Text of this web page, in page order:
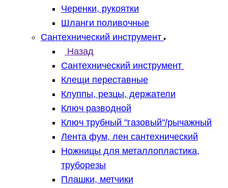
Черенки, рукоятки
Шланги поливочные
Сантехнический инструмент
Назад
Сантехнический инструмент
Клещи переставные
Клуппы, резцы, держатели
Ключ разводной
Ключ трубный "газовый"/рычажный
Лента фум, лен сантехнический
Ножницы для металлопластика,
труборезы
Плашки, метчики